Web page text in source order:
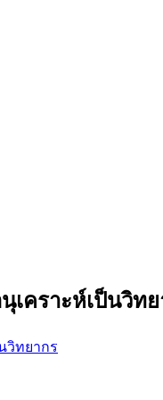
เคราะห์เป็นวิท
วิทยากร